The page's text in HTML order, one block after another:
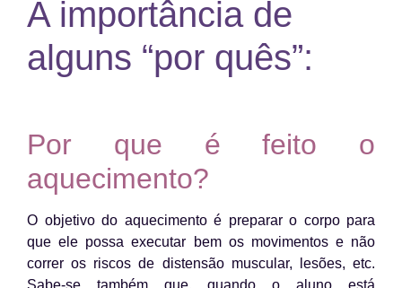
A importância de
alguns “por quês”:
Por que é feito o
aquecimento?
O objetivo do aquecimento é preparar o corpo para
que ele possa executar bem os movimentos e não
correr os riscos de distensão muscular, lesões, etc.